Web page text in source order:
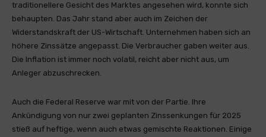
traditionellere Gesicht des Marktes angesehen wird, konnte sich
behaupten. Das Jahr stand aber auch im Zeichen der
Widerstandskraft der US-Wirtschaft. Unternehmen haben sich an
höhere Zinssätze angepasst. Die Verbraucher gaben weiter aus.
Die Inflation ist immer noch volatil, reicht aber nicht aus, um
Anleger abzuschrecken.
Auch die Federal Reserve war mit von der Partie. Ihre
Ankündigung von nur zwei geplanten Zinssenkungen für 2025
stieß auf heftige, wenn auch etwas gemischte Reaktionen. Einige